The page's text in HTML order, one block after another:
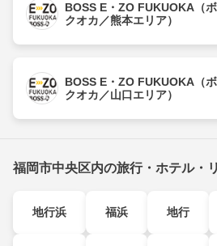
BOSS E・ZO FUKUOKA（
クオカ／熊本エリア）
BOSS E・ZO FUKUOKA（
クオカ／山口エリア）
福岡市中央区内の旅行・ホテル・
地行浜 福浜 地行